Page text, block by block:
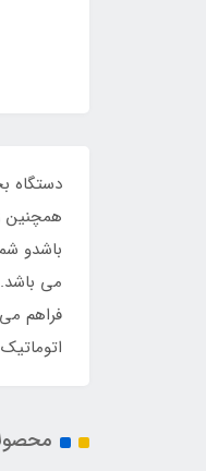
دستگاه
همچنین
باشدو
فراهم